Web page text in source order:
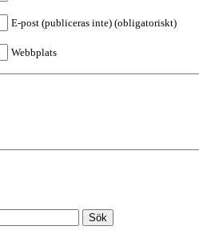
E-post (publiceras inte) (obligatoriskt)
Webbplats